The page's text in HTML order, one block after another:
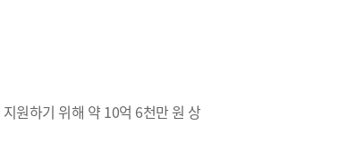
원하기 위해 약 10억 6천만 원 상